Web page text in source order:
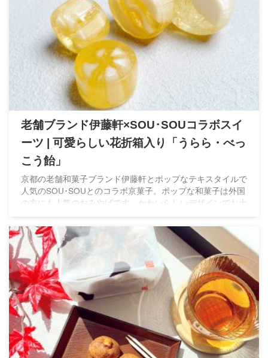
老舗ブランド伊藤軒×SOU･SOUコラボスイ
ーツ | 可愛らしい花折箱入り「うらら・べっ
こう飴」
京都の老舗和菓子ブランド伊藤軒とポップなテキスタイルで
人気のSOU･SOUとのコラボ京菓子。ポップな和菓子は外国
の方にも人気のおみやげです。かわいらしいデザインでお土